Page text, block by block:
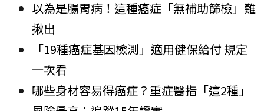
以為是腸胃病！這種癌症「無補助篩檢」難
揪出
「19種癌症基因檢測」適用健保給付 規定
一次看
哪些身材容易得癌症？重症醫指「這2種」